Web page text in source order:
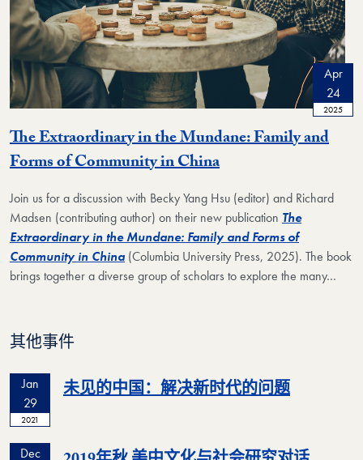
Apr
24
2025
The Extraordinary in the Mundane: Family and
Forms of Community in China
Join us for a discussion with Becky Yang Hsu (editor) and Richard
Madsen (contributing author) on their new publication The
Extraordinary in the Mundane: Family and Forms of
Community in China (Columbia University Press, 2025). The book
brings together a diverse group of scholars to explore the many…
其他事件
Jan
29
2021
未见的中国：解决新时代的问题
Dec